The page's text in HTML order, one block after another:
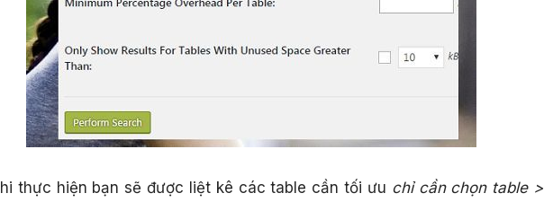
thực hiện bạn sẽ được liệt kê các table cần tối ưu chỉ cần chọn table >